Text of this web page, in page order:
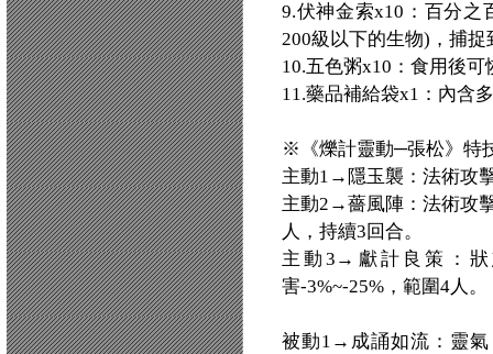
9.伏神金索x10：百分之
200級以下的生物)，捕
10.五色粥x10：食用後可
11.藥品補給袋x1：內含
※《爍計靈動─張松》特
主動1→隱玉襲：法術攻
主動2→薔風陣：法術攻
人，持續3回合。
主動3→獻計良策：狀
害-3%~-25%，範圍4人。
被動1→成誦如流：靈氣